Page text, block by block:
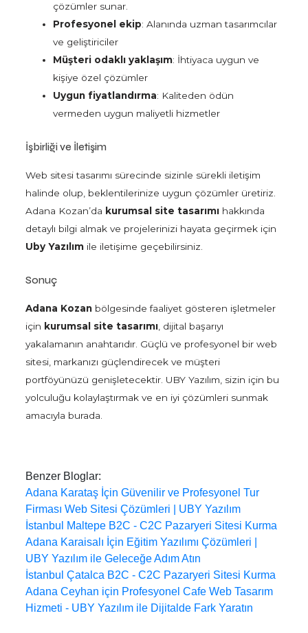
çözümler sunar.
Profesyonel ekip: Alanında uzman tasarımcılar
ve geliştiriciler
Müşteri odaklı yaklaşım: İhtiyaca uygun ve
kişiye özel çözümler
Uygun fiyatlandırma: Kaliteden ödün
vermeden uygun maliyetli hizmetler
İşbirliği ve İletişim
Web sitesi tasarımı sürecinde sizinle sürekli iletişim
halinde olup, beklentilerinize uygun çözümler üretiriz.
Adana Kozan’da kurumsal site tasarımı hakkında
detaylı bilgi almak ve projelerinizi hayata geçirmek için
Uby Yazılım ile iletişime geçebilirsiniz.
Sonuç
Adana Kozan bölgesinde faaliyet gösteren işletmeler
için kurumsal site tasarımı , dijital başarıyı
yakalamanın anahtarıdır. Güçlü ve profesyonel bir web
sitesi, markanızı güçlendirecek ve müşteri
portföyünüzü genişletecektir. UBY Yazılım, sizin için bu
yolculuğu kolaylaştırmak ve en iyi çözümleri sunmak
amacıyla burada.
Benzer Bloglar:
Adana Karataş İçin Güvenilir ve Profesyonel Tur
Firması Web Sitesi Çözümleri | UBY Yazılım
İstanbul Maltepe B2C - C2C Pazaryeri Sitesi Kurma
Adana Karaisalı İçin Eğitim Yazılımı Çözümleri |
UBY Yazılım ile Geleceğe Adım Atın
İstanbul Çatalca B2C - C2C Pazaryeri Sitesi Kurma
Adana Ceyhan için Profesyonel Cafe Web Tasarım
Hizmeti - UBY Yazılım ile Dijitalde Fark Yaratın